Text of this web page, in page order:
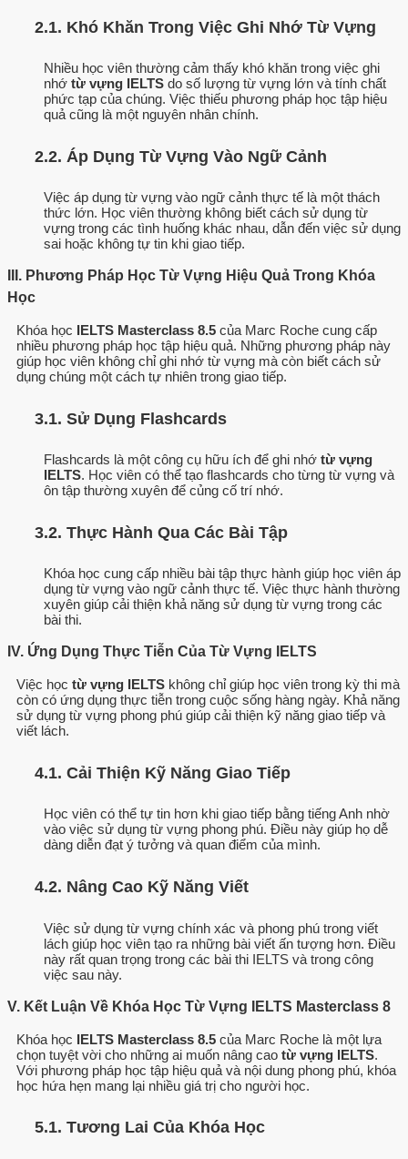
2.1. Khó Khăn Trong Việc Ghi Nhớ Từ Vựng
Nhiều học viên thường cảm thấy khó khăn trong việc ghi
nhớ từ vựng IELTS do số lượng từ vựng lớn và tính chất
phức tạp của chúng. Việc thiếu phương pháp học tập hiệu
quả cũng là một nguyên nhân chính.
2.2. Áp Dụng Từ Vựng Vào Ngữ Cảnh
Việc áp dụng từ vựng vào ngữ cảnh thực tế là một thách
thức lớn. Học viên thường không biết cách sử dụng từ
vựng trong các tình huống khác nhau, dẫn đến việc sử dụng
sai hoặc không tự tin khi giao tiếp.
III. Phương Pháp Học Từ Vựng Hiệu Quả Trong Khóa
Học
Khóa học IELTS Masterclass 8.5 của Marc Roche cung cấp
nhiều phương pháp học tập hiệu quả. Những phương pháp này
giúp học viên không chỉ ghi nhớ từ vựng mà còn biết cách sử
dụng chúng một cách tự nhiên trong giao tiếp.
3.1. Sử Dụng Flashcards
Flashcards là một công cụ hữu ích để ghi nhớ từ vựng
IELTS. Học viên có thể tạo flashcards cho từng từ vựng và
ôn tập thường xuyên để củng cố trí nhớ.
3.2. Thực Hành Qua Các Bài Tập
Khóa học cung cấp nhiều bài tập thực hành giúp học viên áp
dụng từ vựng vào ngữ cảnh thực tế. Việc thực hành thường
xuyên giúp cải thiện khả năng sử dụng từ vựng trong các
bài thi.
IV. Ứng Dụng Thực Tiễn Của Từ Vựng IELTS
Việc học từ vựng IELTS không chỉ giúp học viên trong kỳ thi mà
còn có ứng dụng thực tiễn trong cuộc sống hàng ngày. Khả năng
sử dụng từ vựng phong phú giúp cải thiện kỹ năng giao tiếp và
viết lách.
4.1. Cải Thiện Kỹ Năng Giao Tiếp
Học viên có thể tự tin hơn khi giao tiếp bằng tiếng Anh nhờ
vào việc sử dụng từ vựng phong phú. Điều này giúp họ dễ
dàng diễn đạt ý tưởng và quan điểm của mình.
4.2. Nâng Cao Kỹ Năng Viết
Việc sử dụng từ vựng chính xác và phong phú trong viết
lách giúp học viên tạo ra những bài viết ấn tượng hơn. Điều
này rất quan trọng trong các bài thi IELTS và trong công
việc sau này.
V. Kết Luận Về Khóa Học Từ Vựng IELTS Masterclass 8
Khóa học IELTS Masterclass 8.5 của Marc Roche là một lựa
chọn tuyệt vời cho những ai muốn nâng cao từ vựng IELTS.
Với phương pháp học tập hiệu quả và nội dung phong phú, khóa
học hứa hẹn mang lại nhiều giá trị cho người học.
5.1. Tương Lai Của Khóa Học